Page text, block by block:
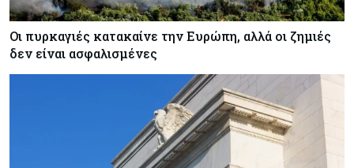
Οι πυρκαγιές κατακαίνε την Ευρώπη, αλλά οι ζημιές
δεν είναι ασφαλισμένες